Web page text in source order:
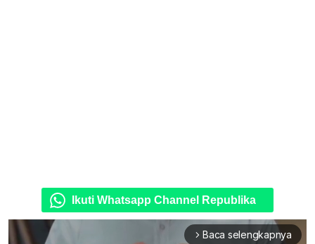
Ikuti Whatsapp Channel Republika
arrow_forward_ios Baca selengkapnya